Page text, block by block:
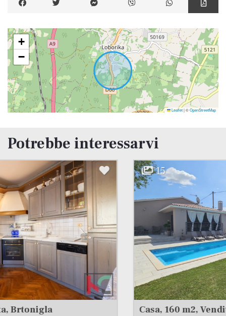
+
−
Leaflet|©OpenStreetMap
Potrebbe interessarvi
15
Casa, 160 m2, Vendita, Barban